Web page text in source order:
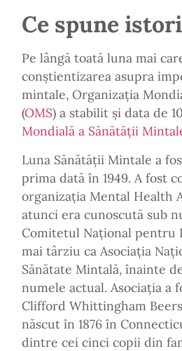
Ce spune
Pe lângă toată luna mai
conștientizarea asupra
mintale, Organizația
(OMS) a stabilit și data de
Mondială a Sănătății
Luna Sănătății Mintale a
prima dată în 1949. A fost
organizația Mental Health
atunci era cunoscută sub
Comitetul Național pentru
mai târziu ca Asociația
Sănătate Mintală, înainte
numele actual. Asociația a
Clifford Whittingham
născut în 1876 în
dintre cei cinci copii din